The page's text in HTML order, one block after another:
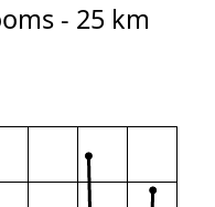
- 25 km